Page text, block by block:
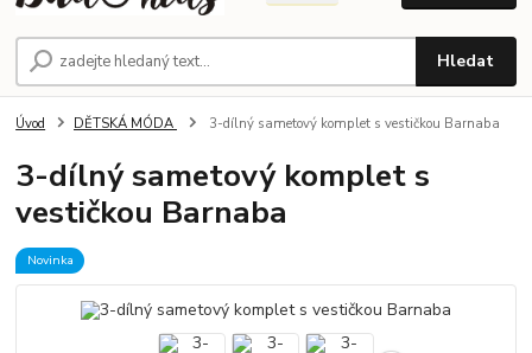
Hledat
Úvod DĚTSKÁ MÓDA 3-dílný sametový komplet s vestičkou Barnaba
3-dílný sametový komplet s
vestičkou Barnaba
Novinka